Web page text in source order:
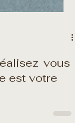
vous
est votre